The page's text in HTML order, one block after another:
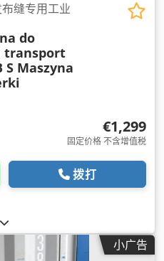
布缝专用工业
do
transport
S Maszyna
€1,299
固定价格 不含增值税
拨打
小广告